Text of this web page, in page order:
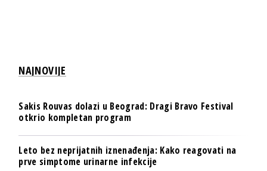
NAJNOVIJE
Sakis Rouvas dolazi u Beograd: Dragi Bravo Festival
otkrio kompletan program
Leto bez neprijatnih iznenađenja: Kako reagovati na
prve simptome urinarne infekcije